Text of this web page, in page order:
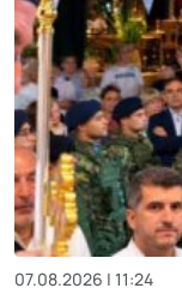
07.08.2026 | 11:24